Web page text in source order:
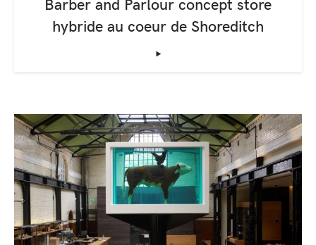
hybride au coeur de Shoreditch
‣